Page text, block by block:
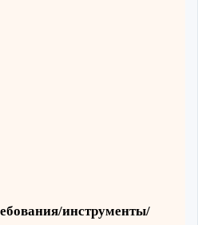
инструменты/